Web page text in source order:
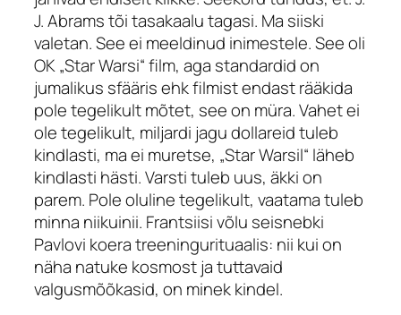
J. Abrams tõi tasakaalu tagasi. Ma siiski
valetan. See ei meeldinud inimestele. See oli
OK „Star Warsi“ film, aga standardid on
jumalikus sfääris ehk filmist endast rääkida
pole tegelikult mõtet, see on müra. Vahet ei
ole tegelikult, miljardi jagu dollareid tuleb
kindlasti, ma ei muretse, „Star Warsil“ läheb
kindlasti hästi. Varsti tuleb uus, äkki on
parem. Pole oluline tegelikult, vaatama tuleb
minna niikuinii. Frantsiisi võlu seisnebki
Pavlovi koera treeningurituaalis: nii kui on
näha natuke kosmost ja tuttavaid
valgusmõõkasid, on minek kindel.